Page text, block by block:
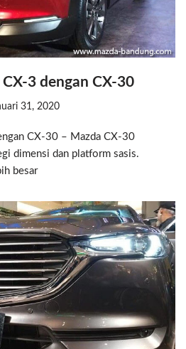
3 dengan CX-30
31, 2020
CX-30 – Mazda CX-30
dimensi dan platform sasis.
besar